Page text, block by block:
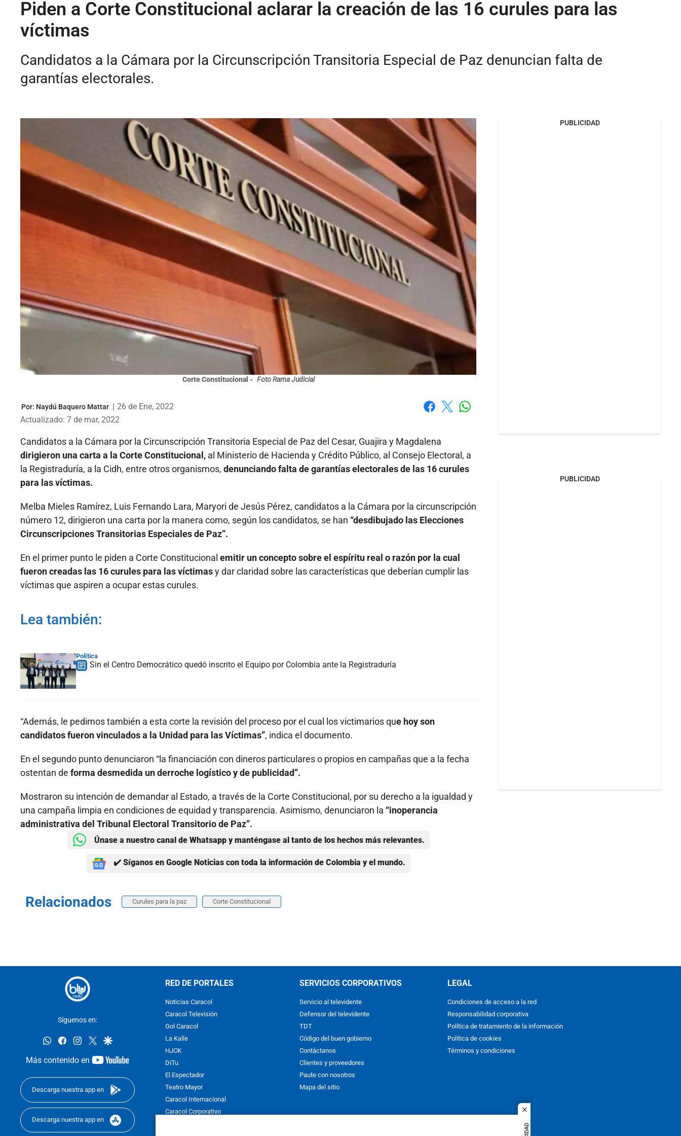
close
Piden a Corte Constitucional aclarar la creación de las 16 curules para las
víctimas
Candidatos a la Cámara por la Circunscripción Transitoria Especial de Paz denuncian falta de
garantías electorales.
Corte Constitucional - Foto Rama Judicial
Por: Naydú Baquero Mattar | 26 de Ene, 2022
Actualizado: 7 de mar, 2022
Candidatos a la Cámara por la Circunscripción Transitoria Especial de Paz del Cesar, Guajira y Magdalena
dirigieron una carta a la Corte Constitucional, al Ministerio de Hacienda y Crédito Público, al Consejo Electoral, a
la Registraduría, a la Cidh, entre otros organismos, denunciando falta de garantías electorales de las 16 curules
para las víctimas.
Melba Mieles Ramírez, Luis Fernando Lara, Maryori de Jesús Pérez, candidatos a la Cámara por la circunscripción
número 12, dirigieron una carta por la manera como, según los candidatos, se han “desdibujado las Elecciones
Circunscripciones Transitorias Especiales de Paz”.
En el primer punto le piden a Corte Constitucional emitir un concepto sobre el espíritu real o razón por la cual
fueron creadas las 16 curules para las víctimasy dar claridad sobre las características que deberían cumplir las
víctimas que aspiren a ocupar estas curules.
Lea también:
Política
Sin el Centro Democrático quedó inscrito el Equipo por Colombia ante la Registraduría
“Además, le pedimos también a esta corte la revisión del proceso por el cual los victimarios que hoy son
candidatos fueron vinculados a la Unidad para las Víctimas”, indica el documento.
En el segundo punto denunciaron “la financiación con dineros particulares o propios en campañas que a la fecha
ostentan de forma desmedida un derroche logístico y de publicidad”.
Mostraron su intención de demandar al Estado, a través de la Corte Constitucional, por su derecho a la igualdad y
una campaña limpia en condiciones de equidad y transparencia. Asimismo, denunciaron la “inoperancia
administrativa del Tribunal Electoral Transitorio de Paz”.
Únase a nuestro canal de Whatsapp y manténgase al tanto de los hechos más relevantes.
✔️ Síganos en Google Noticias con toda la información de Colombia y el mundo.
Relacionados Curules para la paz Corte Constitucional
PUBLICIDAD
PUBLICIDAD
Síguenos en:
whatsappfacebookinstagram
twittergoogle
Más contenido en
youtube-
Descarga nuestra app en
Descarga nuestra app en
RED DE PORTALES
Noticias Caracol
Caracol Televisión
Gol Caracol
La Kalle
HJCK
DiTu
El Espectador
Teatro Mayor
Caracol Internacional
Caracol Corporativo
SERVICIOS CORPORATIVOS
Servicio al televidente
Defensor del televidente
TDT
Código del buen gobierno
Contáctanos
Clientes y proveedores
Paute con nosotros
Mapa del sitio
LEGAL
Condiciones de acceso a la red
Responsabilidad corporativa
Política de tratamiento de la información
Política de cookies
Términos y condiciones